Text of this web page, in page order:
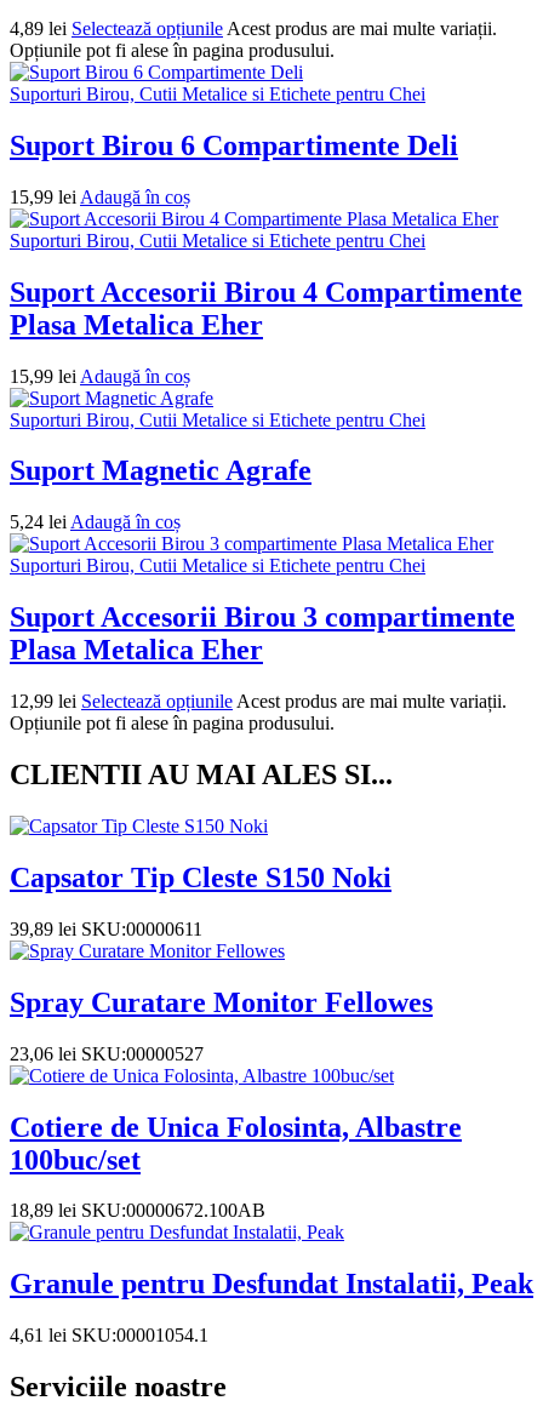
4,89 lei Selectează opțiunile Acest produs are mai multe variații.
Opțiunile pot fi alese în pagina produsului.
Suporturi Birou, Cutii Metalice si Etichete pentru Chei
Suport Birou 6 Compartimente Deli
15,99 lei Adaugă în coș
Suporturi Birou, Cutii Metalice si Etichete pentru Chei
Suport Accesorii Birou 4 Compartimente
Plasa Metalica Eher
15,99 lei Adaugă în coș
Suporturi Birou, Cutii Metalice si Etichete pentru Chei
Suport Magnetic Agrafe
5,24 lei Adaugă în coș
Suporturi Birou, Cutii Metalice si Etichete pentru Chei
Suport Accesorii Birou 3 compartimente
Plasa Metalica Eher
12,99 lei Selectează opțiunile Acest produs are mai multe variații.
Opțiunile pot fi alese în pagina produsului.
CLIENTII AU MAI ALES SI...
Capsator Tip Cleste S150 Noki
39,89 lei SKU:00000611
Spray Curatare Monitor Fellowes
23,06 lei SKU:00000527
Cotiere de Unica Folosinta, Albastre
100buc/set
18,89 lei SKU:00000672.100AB
Granule pentru Desfundat Instalatii, Peak
4,61 lei SKU:00001054.1
Serviciile noastre